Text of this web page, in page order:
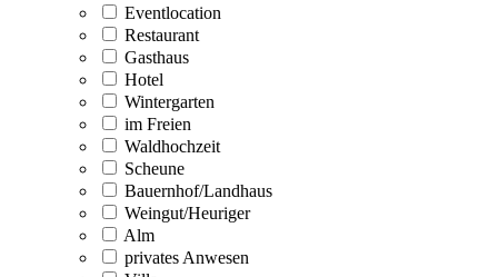
Eventlocation
Restaurant
Gasthaus
Hotel
Wintergarten
im Freien
Waldhochzeit
Scheune
Bauernhof/Landhaus
Weingut/Heuriger
Alm
privates Anwesen